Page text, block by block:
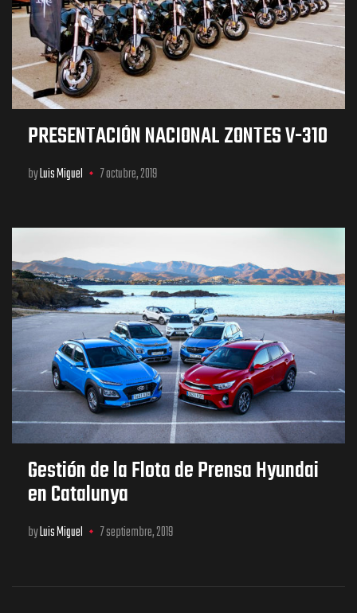
PRESENTACIÓN NACIONAL ZONTES V-310
byLuis Miguel 7 octubre, 2019
Gestión de la Flota de Prensa Hyundai
en Catalunya
byLuis Miguel 7 septiembre, 2019